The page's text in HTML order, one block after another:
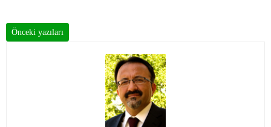
Önceki yazıları